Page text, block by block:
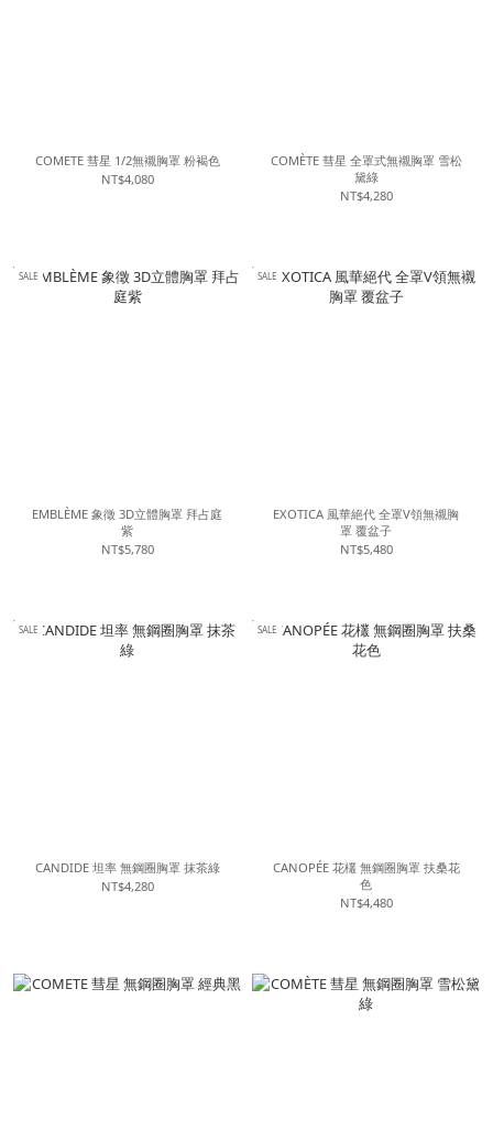
COMETE 彗星 1/2無襯胸罩 粉褐色
NT$4,080
COMÈTE 彗星 全罩式無襯胸罩 雪松
黛綠
NT$4,280
SALE
EMBLÈME 象徵 3D立體胸罩 拜占庭
紫
NT$5,780
SALE
EXOTICA 風華絕代 全罩V領無襯胸
罩 覆盆子
NT$5,480
SALE
CANDIDE 坦率 無鋼圈胸罩 抹茶綠
NT$4,280
SALE
CANOPÉE 花欉 無鋼圈胸罩 扶桑花
色
NT$4,480